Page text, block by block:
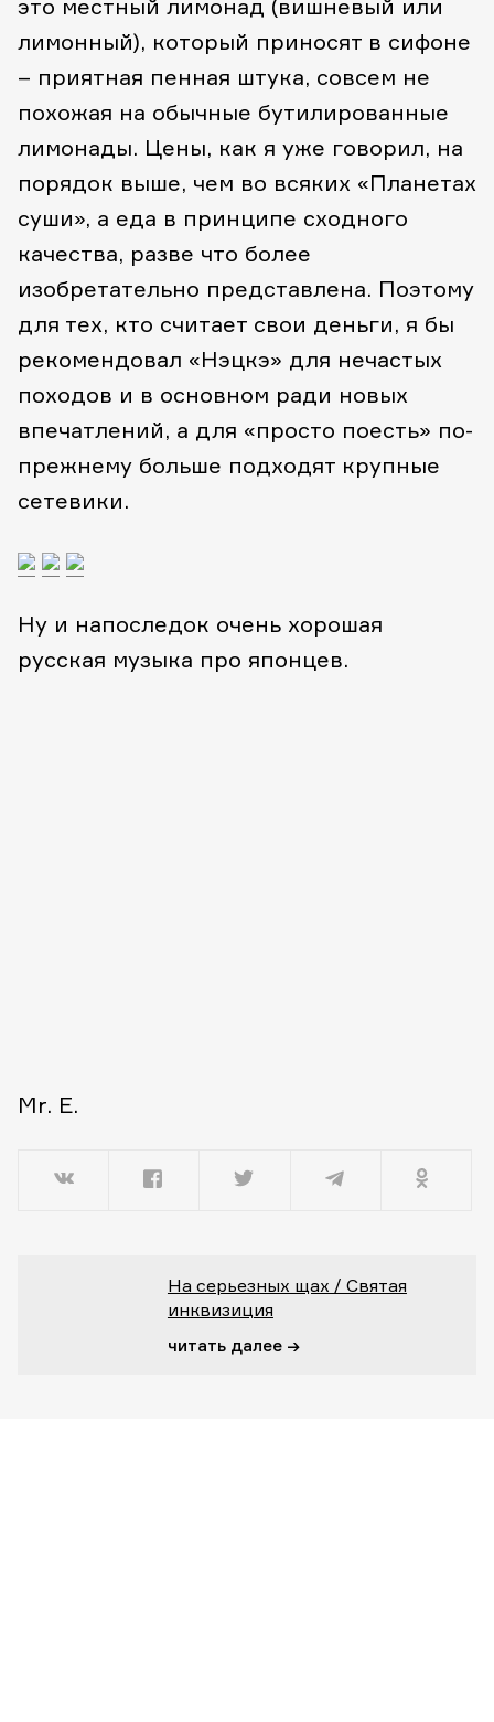
это местный лимонад (вишневый или
лимонный), который приносят в сифоне
– приятная пенная штука, совсем не
похожая на обычные бутилированные
лимонады. Цены, как я уже говорил, на
порядок выше, чем во всяких «Планетах
суши», а еда в принципе сходного
качества, разве что более
изобретательно представлена. Поэтому
для тех, кто считает свои деньги, я бы
рекомендовал «Нэцкэ» для нечастых
походов и в основном ради новых
впечатлений, а для «просто поесть» по-
прежнему больше подходят крупные
сетевики.
Ну и напоследок очень хорошая
русская музыка про японцев.
Mr. E.
На серьезных щах / Святая
инквизиция
читать далее →